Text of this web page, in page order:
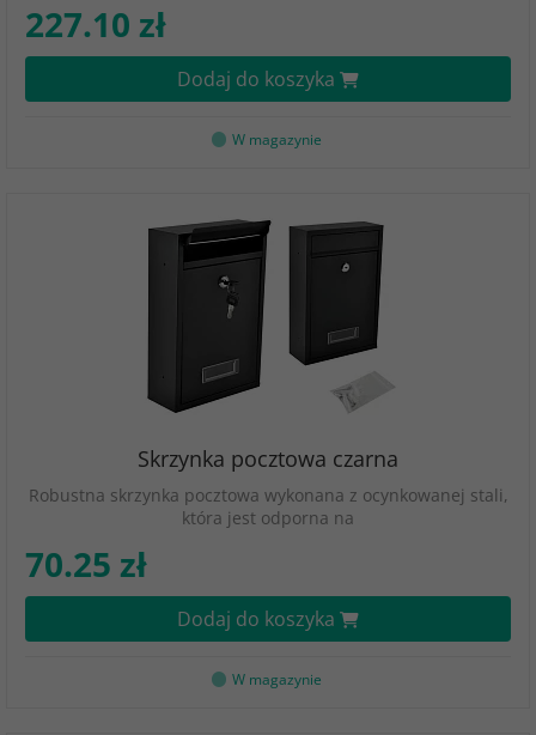
227.10 zł
Dodaj do koszyka
W magazynie
Skrzynka pocztowa czarna
Robustna skrzynka pocztowa wykonana z ocynkowanej stali,
która jest odporna na
70.25 zł
Dodaj do koszyka
W magazynie